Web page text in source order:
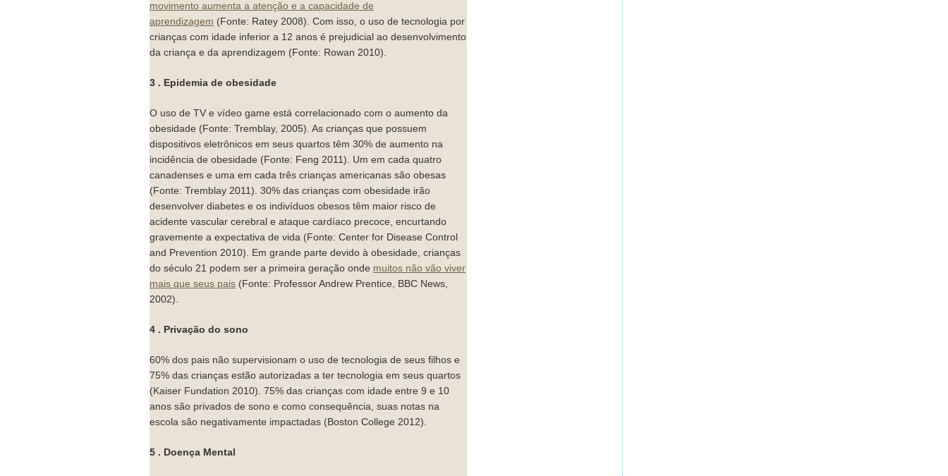
movimento aumenta a atenção e a capacidade de
aprendizagem (Fonte: Ratey 2008). Com isso, o uso de tecnologia por
crianças com idade inferior a 12 anos é prejudicial ao desenvolvimento
da criança e da aprendizagem (Fonte: Rowan 2010).
3 . Epidemia de obesidade
O uso de TV e vídeo game está correlacionado com o aumento da
obesidade (Fonte: Tremblay, 2005). As crianças que possuem
dispositivos eletrônicos em seus quartos têm 30% de aumento na
incidência de obesidade (Fonte: Feng 2011). Um em cada quatro
canadenses e uma em cada três crianças americanas são obesas
(Fonte: Tremblay 2011). 30% das crianças com obesidade irão
desenvolver diabetes e os indivíduos obesos têm maior risco de
acidente vascular cerebral e ataque cardíaco precoce, encurtando
gravemente a expectativa de vida (Fonte: Center for Disease Control
and Prevention 2010). Em grande parte devido à obesidade, crianças
do século 21 podem ser a primeira geração onde muitos não vão viver
mais que seus pais (Fonte: Professor Andrew Prentice, BBC News,
2002).
4 . Privação do sono
60% dos pais não supervisionam o uso de tecnologia de seus filhos e
75% das crianças estão autorizadas a ter tecnologia em seus quartos
(Kaiser Fundation 2010). 75% das crianças com idade entre 9 e 10
anos são privados de sono e como consequência, suas notas na
escola são negativamente impactadas (Boston College 2012).
5 . Doença Mental